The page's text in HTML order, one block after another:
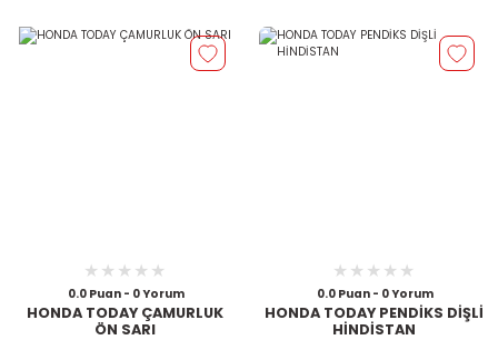
0.0 Puan - 0 Yorum
HONDA TODAY ÇAMURLUK
ÖN SARI
0.0 Puan - 0 Yorum
HONDA TODAY PENDİKS DİŞLİ
HİNDİSTAN